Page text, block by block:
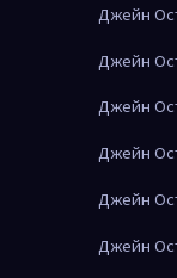
Джейн
Джейн
Джейн
Джейн
Джейн
Джейн